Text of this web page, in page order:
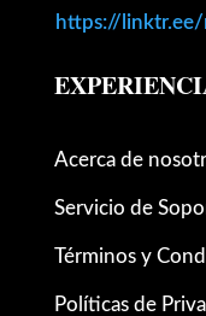
https://
Acerca de
Servicio de
Términos y
Políticas de